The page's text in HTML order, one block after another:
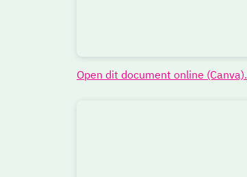
Open dit document online (Canva).